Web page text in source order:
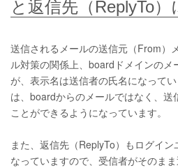
と返信先（ReplyTo）
送信されるメールの送信元（From）
ル対策の関係上、boardドメインの
が、表示名は送信者の氏名になって
は、boardからのメールではなく、送
ことができるようになっています。
また、返信先（ReplyTo）もログイ
なっていますので、受信者がそのま